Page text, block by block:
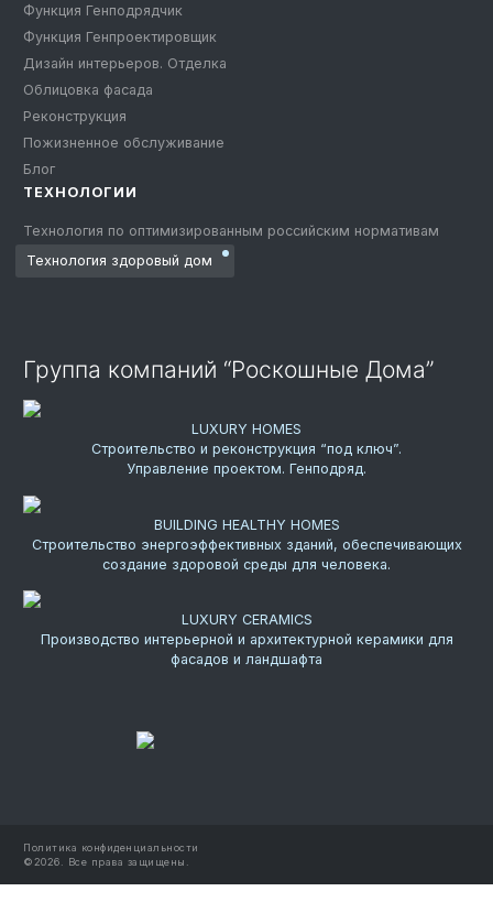
Функция Генподрядчик
Функция Генпроектировщик
Дизайн интерьеров. Отделка
Облицовка фасада
Реконструкция
Пожизненное обслуживание
Блог
ТЕХНОЛОГИИ
Технология по оптимизированным российским нормативам
Технология здоровый дом
Группа компаний “Роскошные Дома”
LUXURY HOMES
Строительство и реконструкция “под ключ”.
Управление проектом. Генподряд.
BUILDING HEALTHY HOMES
Строительство энергоэффективных зданий, обеспечивающих
создание здоровой среды для человека.
LUXURY CERAMICS
Производство интерьерной и архитектурной керамики для
фасадов и ландшафта
Политика конфиденциальности
©2026. Все права защищены.